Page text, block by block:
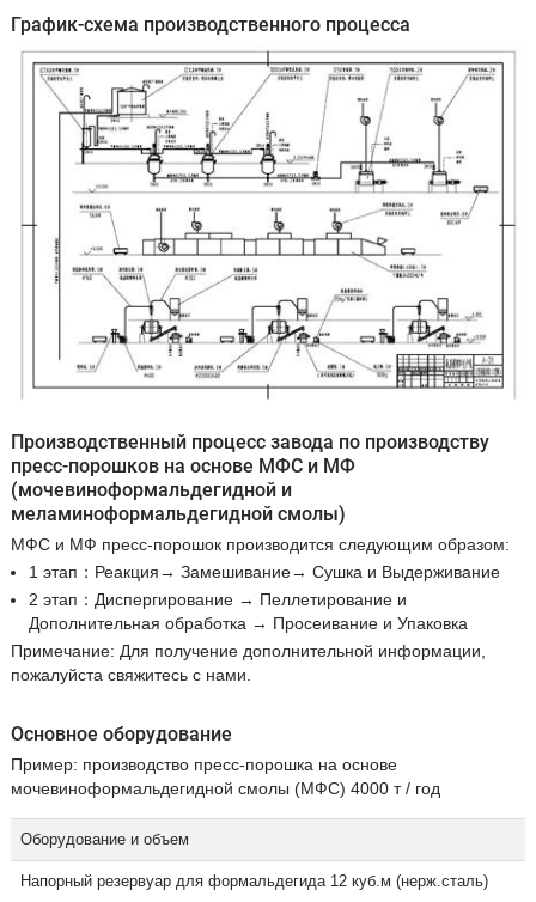
График-схема производственного процесса
Производственный процесс завода по производству
пресс-порошков на основе МФС и МФ
(мочевиноформальдегидной и
меламиноформальдегидной смолы)
МФС и МФ пресс-порошок производится следующим образом:
1 этап：Реакция→ Замешивание→ Сушка и Выдерживание
2 этап：Диспергирование → Пеллетирование и
Дополнительная обработка → Просеивание и Упаковка
Примечание: Для получение дополнительной информации,
пожалуйста свяжитесь с нами.
Основное оборудование
Пример: производство пресс-порошка на основе
мочевиноформальдегидной смолы (МФС) 4000 т / год
Оборудование и объем
Напорный резервуар для формальдегида 12 куб.м (нерж.сталь)